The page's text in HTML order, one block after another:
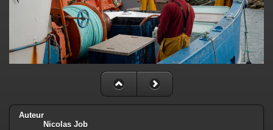
Auteur
Nicolas Job